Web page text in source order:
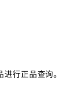
行正品查询。